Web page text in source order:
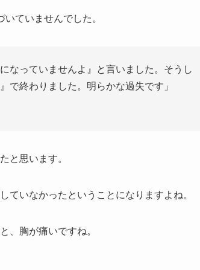
ていませんでした。
なっていませんよ』と言いました。そうし
で終わりました。明らかな過失です」
と思います。
ていなかったということになりますよね。
、胸が痛いですね。